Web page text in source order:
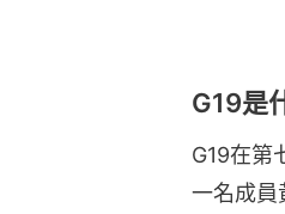
G19是
G19在第
一名成員